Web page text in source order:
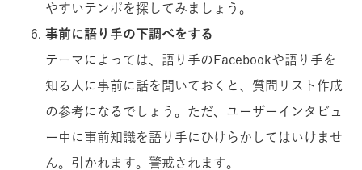
やすいテンポを探してみましょう。
事前に語り手の下調べをする
テーマによっては、語り手のFacebookや語り手を
知る人に事前に話を聞いておくと、質問リスト作成
の参考になるでしょう。ただ、ユーザーインタビュ
ー中に事前知識を語り手にひけらかしてはいけませ
ん。引かれます。警戒されます。